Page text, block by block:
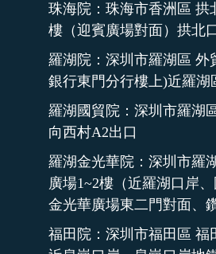
珠海院：珠海市香洲區 拱
樓（迎賓廣場對面）拱北
羅湖院：深圳市羅湖區 外
銀行東門分行樓上)近羅湖
羅湖國貿院：深圳市羅湖
向西村A2出口
羅湖金光華院：深圳市羅
廣場1~2樓（近羅湖口岸、
金光華廣場東二門對面、
福田院：深圳市福田區 福